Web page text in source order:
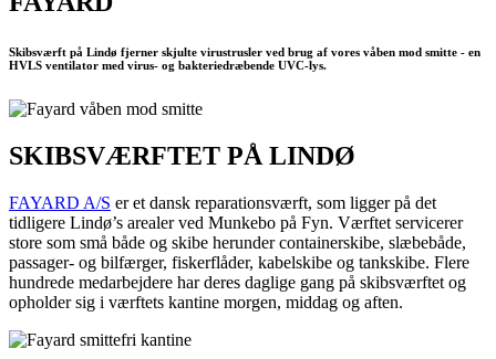
Skibsværft på Lindø fjerner skjulte virustrusler ved brug af vores våben mod smitte - en
HVLS ventilator med virus- og bakteriedræbende UVC-lys.
SKIBSVÆRFTET PÅ LINDØ
FAYARD A/S er et dansk reparationsværft, som ligger på det
tidligere Lindø’s arealer ved Munkebo på Fyn. Værftet servicerer
store som små både og skibe herunder containerskibe, slæbebåde,
passager- og bilfærger, fiskerflåder, kabelskibe og tankskibe. Flere
hundrede medarbejdere har deres daglige gang på skibsværftet og
opholder sig i værftets kantine morgen, middag og aften.